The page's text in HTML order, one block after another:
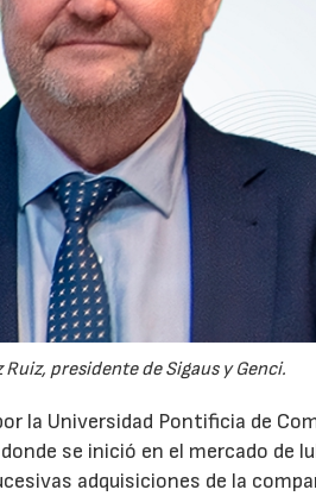
Ruiz, presidente de Sigaus y Genci.
la Universidad Pontificia de
se inició en el mercado de
adquisiciones de la
28/07/2026